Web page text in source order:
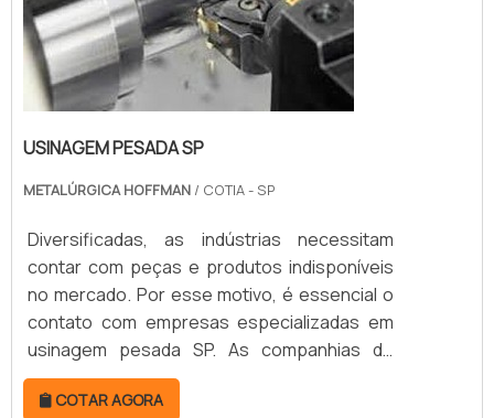
USINAGEM PESADA SP
METALÚRGICA HOFFMAN / COTIA - SP
Diversificadas, as indústrias necessitam
contar com peças e produtos indisponíveis
no mercado. Por esse motivo, é essencial o
contato com empresas especializadas em
usinagem pesada SP. As companhias de
usinagem pesada são as responsáveis pela
elaboração em metal de componentes
COTAR AGORA